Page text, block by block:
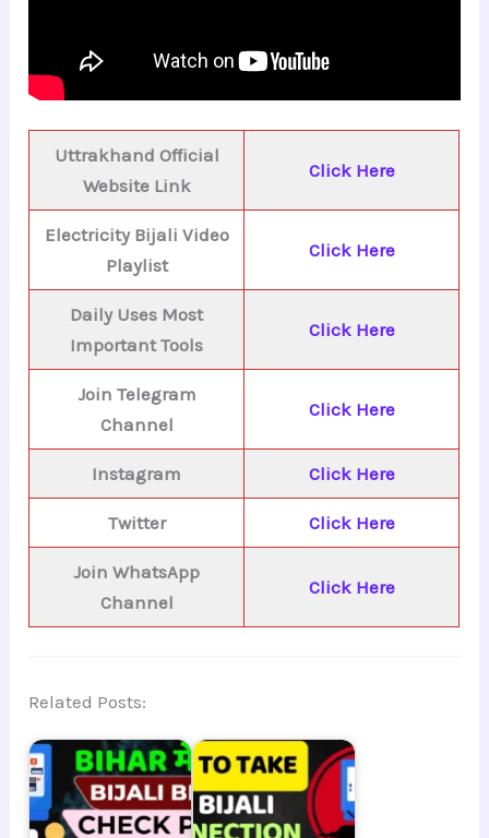
Uttrakhand Official
Website Link
Click Here
Electricity Bijali Video
Playlist
Click Here
Daily Uses Most
Important Tools
Click Here
Join Telegram
Channel
Click Here
Instagram Click Here
Twitter Click Here
Join WhatsApp
Channel
Click Here
Related Posts: